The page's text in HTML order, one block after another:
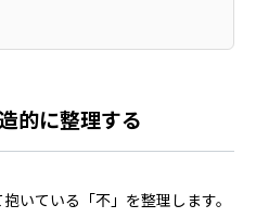
的に整理する
いている「不」を整理します。